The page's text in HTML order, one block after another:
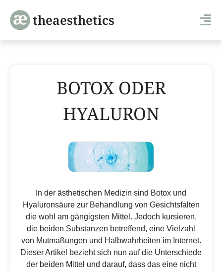
theaesthetics
BOTOX ODER
HYALURON
In der ästhetischen Medizin sind Botox und
Hyaluronsäure zur Behandlung von Gesichtsfalten
die wohl am gängigsten Mittel. Jedoch kursieren,
die beiden Substanzen betreffend, eine Vielzahl
von Mutmaßungen und Halbwahrheiten im Internet.
Dieser Artikel bezieht sich nun auf die Unterschiede
der beiden Mittel und darauf, dass das eine nicht